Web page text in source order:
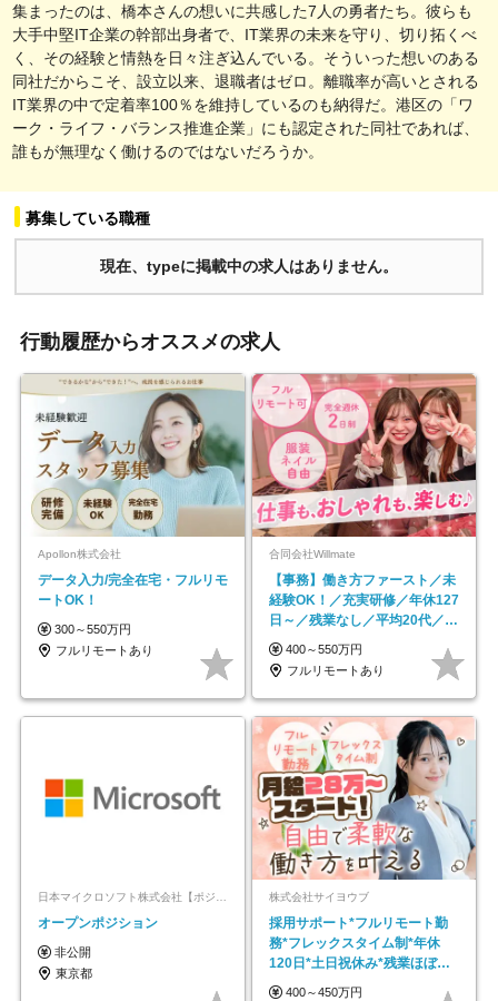
集まったのは、橋本さんの想いに共感した7人の勇者たち。彼らも
大手中堅IT企業の幹部出身者で、IT業界の未来を守り、切り拓くべ
く、その経験と情熱を日々注ぎ込んでいる。そういった想いのある
同社だからこそ、設立以来、退職者はゼロ。離職率が高いとされる
IT業界の中で定着率100％を維持しているのも納得だ。港区の「ワ
ーク・ライフ・バランス推進企業」にも認定された同社であれば、
誰もが無理なく働けるのではないだろうか。
募集している職種
現在、typeに掲載中の求人はありません。
行動履歴からオススメの求人
Apollon株式会社
データ入力/完全在宅・フルリモ
ートOK！
300～550万円
フルリモートあり
合同会社Willmate
【事務】働き方ファースト／未
経験OK！／充実研修／年休127
日～／残業なし／平均20代／リ
モートOK
400～550万円
フルリモートあり
日本マイクロソフト株式会社【ポジションマッチ登録】
オープンポジション
非公開
東京都
株式会社サイヨウブ
採用サポート*フルリモート勤
務*フレックスタイム制*年休
120日*土日祝休み*残業ほぼな
し*育児中社員8割以上
400～450万円